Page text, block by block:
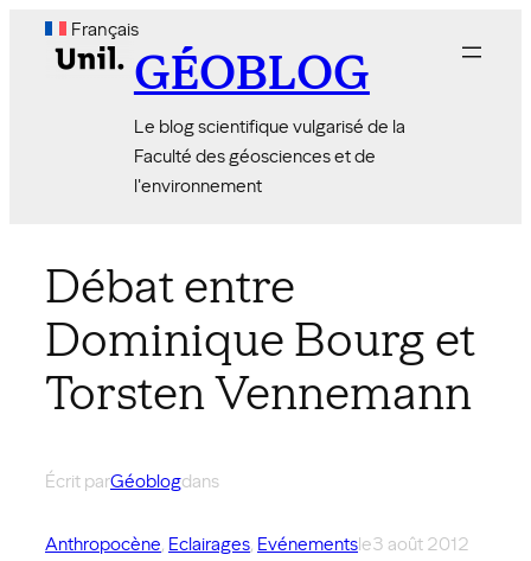
Français
GÉOBLOG
Le blog scientifique vulgarisé de la
Faculté des géosciences et de
l'environnement
Débat entre
Dominique Bourg et
Torsten Vennemann
Écrit parGéoblogdans
Anthropocène Eclairages Evénementsle3 août 2012